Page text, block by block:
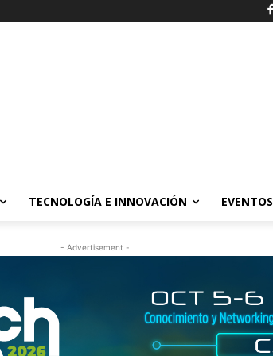
TECNOLOGÍA E INNOVACIÓN EVENTOS
- Advertisement -